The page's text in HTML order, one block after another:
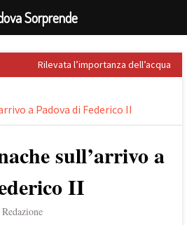
Rilevata l’importanza dell’acqua
nel Palladio
Caffè
Sandro Penna, poeta dell’eros
Tommaseo i due grandi letterati
che celebrarono Torreglia (PD)
Il tesoro nascosto di Padova: il
First Folio di Shakespeare
a Padova di Federico II
sull’arrivo a
II
Sorprende